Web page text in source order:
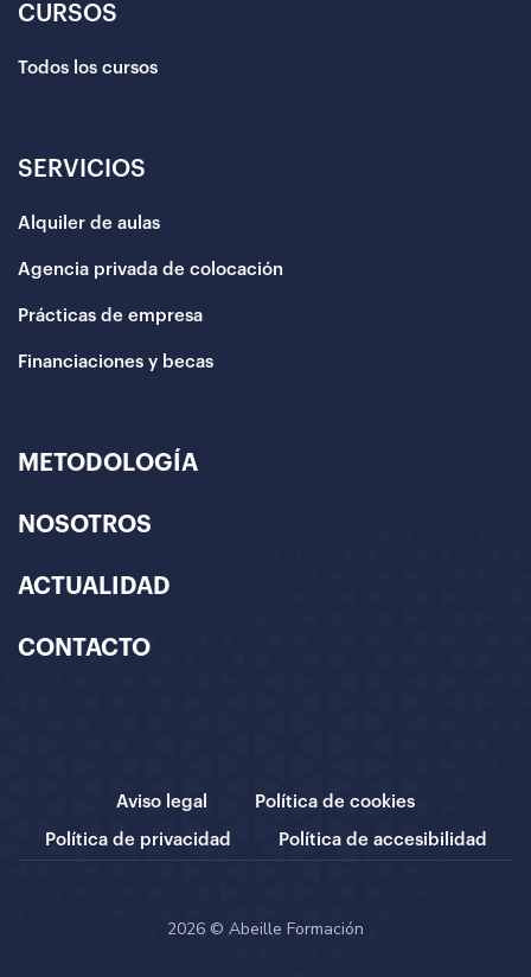
CURSOS
Todos los cursos
SERVICIOS
Alquiler de aulas
Agencia privada de colocación
Prácticas de empresa
Financiaciones y becas
METODOLOGÍA
NOSOTROS
ACTUALIDAD
CONTACTO
Aviso legal Política de cookies
Política de privacidad Política de accesibilidad
2026 © Abeille Formación